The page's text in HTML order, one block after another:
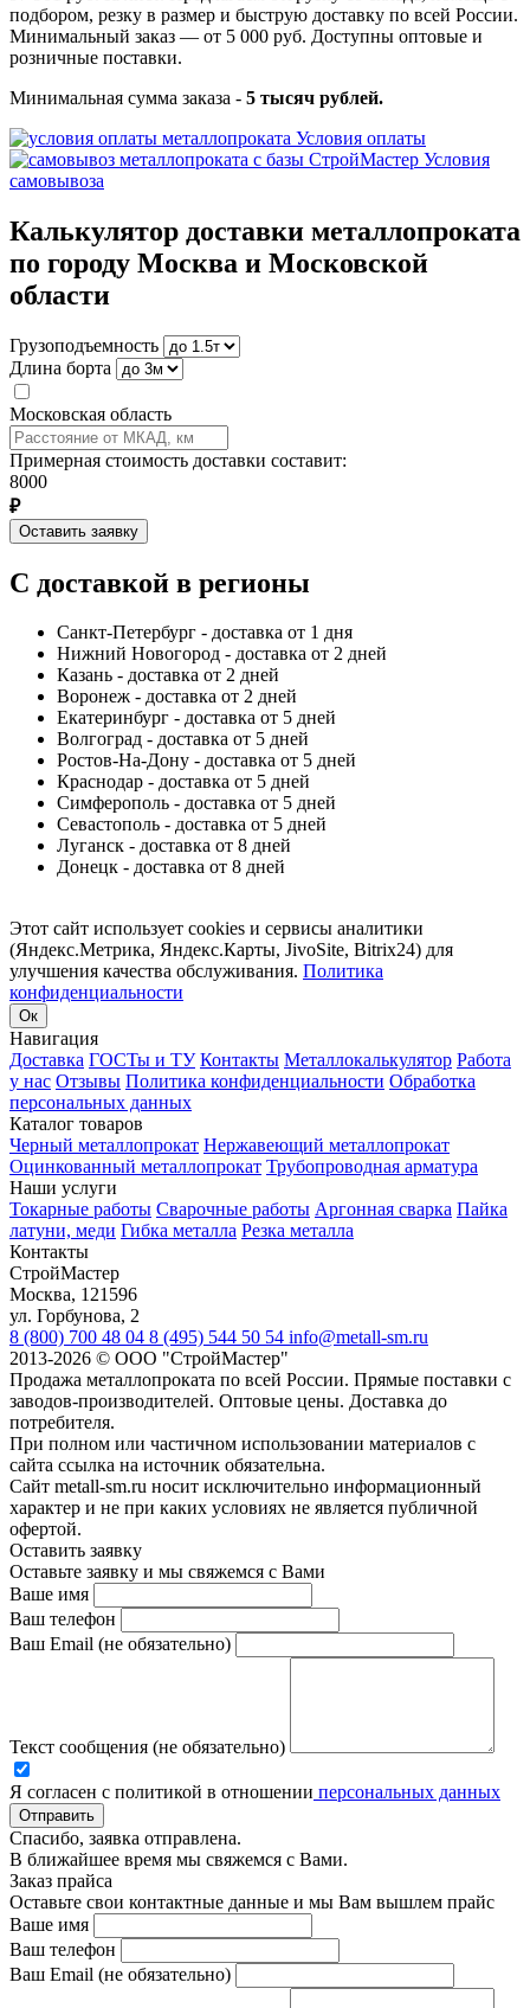
подбором, резку в размер и быструю доставку по всей России.
Минимальный заказ — от 5 000 руб. Доступны оптовые и
розничные поставки.
Минимальная сумма заказа - 5 тысяч рублей.
Условия оплаты
Условия
самовывоза
Калькулятор доставки металлопроката
по городу Москва и Московской
области
Грузоподъемность
Длина борта
Московская область
Примерная стоимость доставки составит:
8000
₽
Оставить заявку
С доставкой в регионы
Санкт-Петербург - доставка от 1 дня
Нижний Новогород - доставка от 2 дней
Казань - доставка от 2 дней
Воронеж - доставка от 2 дней
Екатеринбург - доставка от 5 дней
Волгоград - доставка от 5 дней
Ростов-На-Дону - доставка от 5 дней
Краснодар - доставка от 5 дней
Симферополь - доставка от 5 дней
Севастополь - доставка от 5 дней
Луганск - доставка от 8 дней
Донецк - доставка от 8 дней
Этот сайт использует cookies и сервисы аналитики
(Яндекс.Метрика, Яндекс.Карты, JivoSite, Bitrix24) для
улучшения качества обслуживания. Политика
конфиденциальности
Ок
Навигация
Доставка ГОСТы и ТУ Контакты Металлокалькулятор Работа
у нас Отзывы Политика конфиденциальности Обработка
персональных данных
Каталог товаров
Черный металлопрокат Нержавеющий металлопрокат
Оцинкованный металлопрокат Трубопроводная арматура
Наши услуги
Токарные работы Сварочные работы Аргонная сварка Пайка
латуни, меди Гибка металла Резка металла
Контакты
СтройМастер
Москва, 121596
ул. Горбунова, 2
8 (800) 700 48 04 8 (495) 544 50 54 info@metall-sm.ru
2013-2026 © ООО "СтройМастер"
Продажа металлопроката по всей России. Прямые поставки с
заводов-производителей. Оптовые цены. Доставка до
потребителя.
При полном или частичном использовании материалов с
сайта ссылка на источник обязательна.
Сайт metall-sm.ru носит исключительно информационный
характер и не при каких условиях не является публичной
офертой.
Оставить заявку
Оставьте заявку и мы свяжемся с Вами
Ваше имя
Ваш телефон
Ваш Email (не обязательно)
Текст сообщения (не обязательно)
Я согласен с политикой в отношении персональных данных
Отправить
Спасибо, заявка отправлена.
В ближайшее время мы свяжемся с Вами.
Заказ прайса
Оставьте свои контактные данные и мы Вам вышлем прайс
Ваше имя
Ваш телефон
Ваш Email (не обязательно)